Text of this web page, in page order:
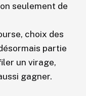
seulement de
choix des
partie
un virage,
gagner.